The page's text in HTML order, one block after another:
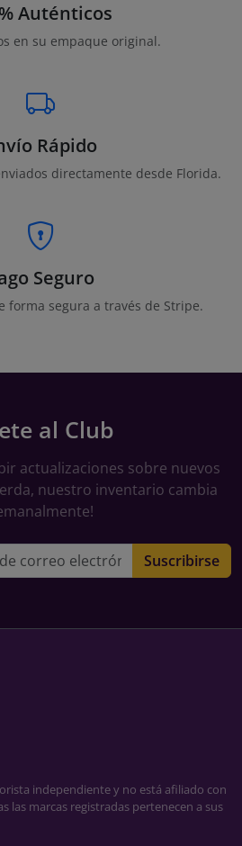
Auténticos
en su empaque original.
Rápido
directamente desde Florida.
Seguro
forma segura a través de Stripe.
al Club
actualizaciones sobre nuevos
nuestro inventario cambia
Suscribirse
independiente y no está afiliado con
las marcas registradas pertenecen a sus